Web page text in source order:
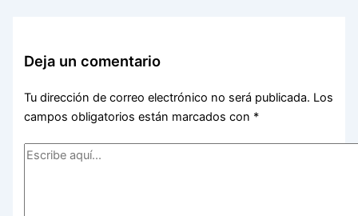
Deja un comentario
Tu dirección de correo electrónico no será publicada. Los
campos obligatorios están marcados con *
Escribe